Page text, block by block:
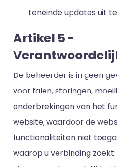
teneinde updates uit
Artikel 5 -
De beheerder is in geen
voor falen, storingen,
onderbrekingen van het
website, waardoor de
functionaliteiten niet
waarop u verbinding